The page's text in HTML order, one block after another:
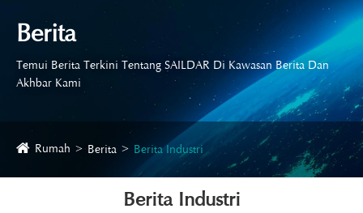
Berita
Temui Berita Terkini Tentang SAILDAR Di Kawasan Berita Dan
Akhbar Kami
Rumah Berita Berita Industri
Berita Industri